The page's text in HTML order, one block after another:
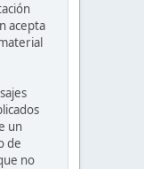
acepta
un
de
no